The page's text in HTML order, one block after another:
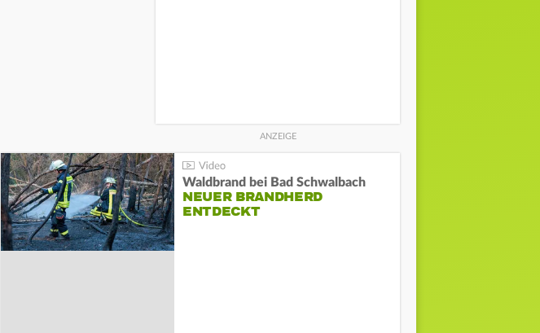
Waldbrand bei Bad Schwalbach
NEUER BRANDHERD
ENTDECKT